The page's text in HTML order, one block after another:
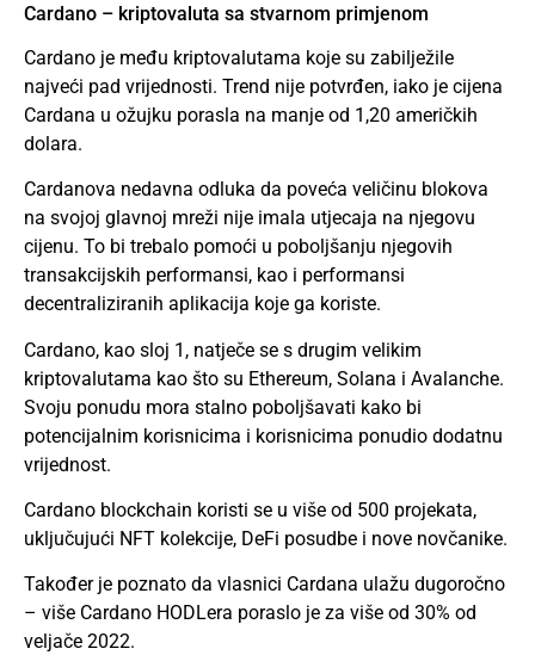
Cardano – kriptovaluta sa stvarnom primjenom
Cardano je među kriptovalutama koje su zabilježile
najveći pad vrijednosti. Trend nije potvrđen, iako je cijena
Cardana u ožujku porasla na manje od 1,20 američkih
dolara.
Cardanova nedavna odluka da poveća veličinu blokova
na svojoj glavnoj mreži nije imala utjecaja na njegovu
cijenu. To bi trebalo pomoći u poboljšanju njegovih
transakcijskih performansi, kao i performansi
decentraliziranih aplikacija koje ga koriste.
Cardano, kao sloj 1, natječe se s drugim velikim
kriptovalutama kao što su Ethereum, Solana i Avalanche.
Svoju ponudu mora stalno poboljšavati kako bi
potencijalnim korisnicima i korisnicima ponudio dodatnu
vrijednost.
Cardano blockchain koristi se u više od 500 projekata,
uključujući NFT kolekcije, DeFi posudbe i nove novčanike.
Također je poznato da vlasnici Cardana ulažu dugoročno
– više Cardano HODLera poraslo je za više od 30% od
veljače 2022.